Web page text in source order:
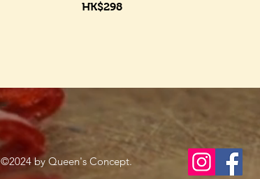
HK$298
©2024 by Queen's Concept.